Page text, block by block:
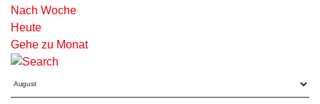
Nach Woche
Heute
Gehe zu Monat